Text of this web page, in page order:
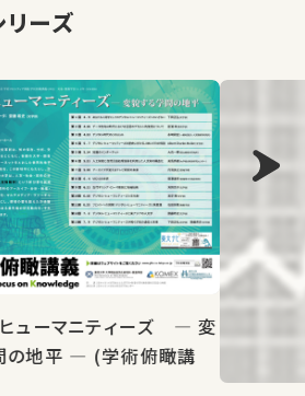
ーズ
ヒューマニティーズ ― 変
の地平 ― (学術俯瞰講